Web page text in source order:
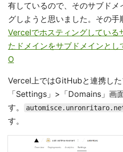
有しているので、そのサブド
グしようと思いました。その手
Vercelでホスティングしている
たドメインをサブドメインと
O
Vercel上ではGitHubと連携し
「Settings」>「Domains」画
す。
す。